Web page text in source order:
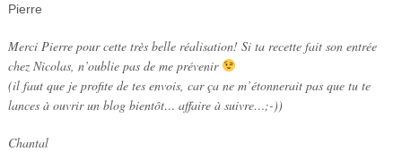
Pierre
Merci Pierre pour cette très belle réalisation! Si ta recette fait son entrée
chez Nicolas, n’oublie pas de me prévenir
(il faut que je profite de tes envois, car ça ne m’étonnerait pas que tu te
lances à ouvrir un blog bientôt… affaire à suivre…;-))
Chantal